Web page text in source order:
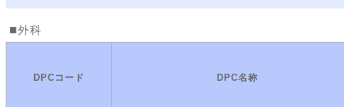
外科
DPCコード DPC名称